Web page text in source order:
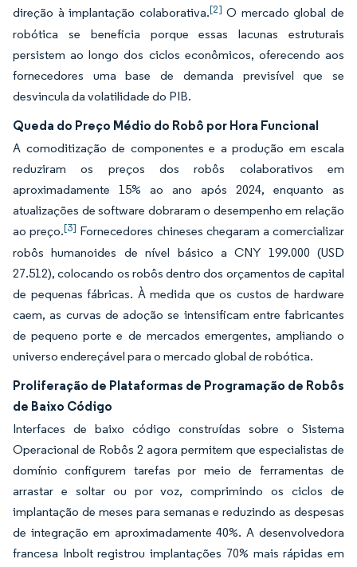
direção à implantação colaborativa.[2] O mercado global de
robótica se beneficia porque essas lacunas estruturais
persistem ao longo dos ciclos econômicos, oferecendo aos
fornecedores uma base de demanda previsível que se
desvincula da volatilidade do PIB.
Queda do Preço Médio do Robô por Hora Funcional
A comoditização de componentes e a produção em escala
reduziram os preços dos robôs colaborativos em
aproximadamente 15% ao ano após 2024, enquanto as
atualizações de software dobraram o desempenho em relação
ao preço.[3] Fornecedores chineses chegaram a comercializar
robôs humanoides de nível básico a CNY 199.000 (USD
27.512), colocando os robôs dentro dos orçamentos de capital
de pequenas fábricas. À medida que os custos de hardware
caem, as curvas de adoção se intensificam entre fabricantes
de pequeno porte e de mercados emergentes, ampliando o
universo endereçável para o mercado global de robótica.
Proliferação de Plataformas de Programação de Robôs
de Baixo Código
Interfaces de baixo código construídas sobre o Sistema
Operacional de Robôs 2 agora permitem que especialistas de
domínio configurem tarefas por meio de ferramentas de
arrastar e soltar ou por voz, comprimindo os ciclos de
implantação de meses para semanas e reduzindo as despesas
de integração em aproximadamente 40%. A desenvolvedora
francesa Inbolt registrou implantações 70% mais rápidas em